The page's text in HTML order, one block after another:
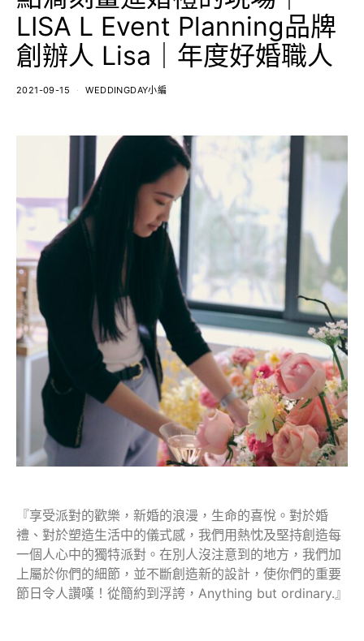
LISA L Event Planning品牌
創辦人 Lisa｜年度好婚職人
2021-09-15 WEDDINGDAY小編
『享受派對的歡樂，新婚的浪漫，生命的喜悅。對於婚
禮、對於塑造生活中的儀式感，我們用熱忱及堅持創造每
一個人心中的獨特派對。在別人沒注意到的地方，我們加
上屬於你們的細節，並不斷創造新的設計，使你們的重要
節日令人讚嘆！從簡約到浮誇，Anything but ordinary.』